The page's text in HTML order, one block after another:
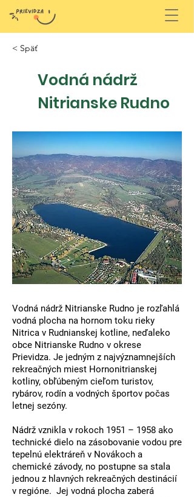
< Späť
Vodná nádrž
Nitrianske Rudno
Vodná nádrž Nitrianske Rudno je rozľahlá
vodná plocha na hornom toku rieky
Nitrica v Rudnianskej kotline, neďaleko
obce Nitrianske Rudno v okrese
Prievidza. Je jedným z najvýznamnejších
rekreačných miest Hornonitrianskej
kotliny, obľúbeným cieľom turistov,
rybárov, rodín a vodných športov počas
letnej sezóny.
Nádrž vznikla v rokoch 1951 – 1958 ako
technické dielo na zásobovanie vodou pre
tepelnú elektráreň v Novákoch a
chemické závody, no postupne sa stala
jednou z hlavných rekreačných destinácií
v regióne. Jej vodná plocha zaberá